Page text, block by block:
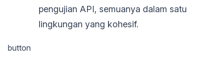
pengujian API, semuanya dalam satu
lingkungan yang kohesif.
button